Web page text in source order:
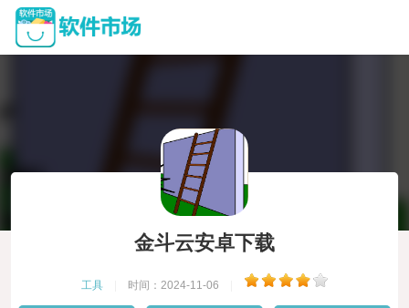
金斗云安卓下载
工具 时间：2024-11-06